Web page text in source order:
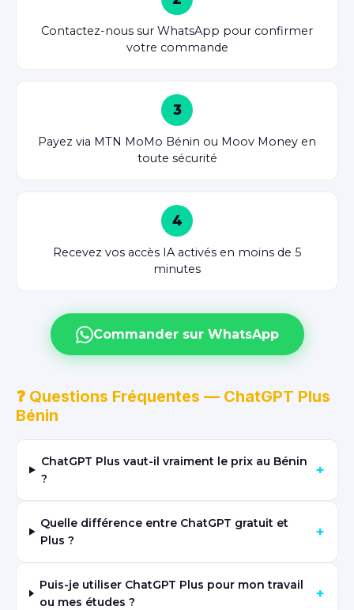
Contactez-nous sur WhatsApp pour confirmer
votre commande
3
Payez via MTN MoMo Bénin ou Moov Money en
toute sécurité
4
Recevez vos accès IA activés en moins de 5
minutes
Commander sur WhatsApp
❓ Questions Fréquentes — ChatGPT Plus
Bénin
ChatGPT Plus vaut-il vraiment le prix au Bénin
?
+
Quelle différence entre ChatGPT gratuit et
Plus ?
+
Puis-je utiliser ChatGPT Plus pour mon travail
ou mes études ?
+